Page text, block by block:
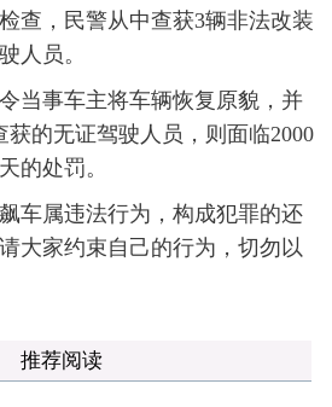
查，民警从中查获3辆非法改装
人员。
事车主将车辆恢复原貌，并
获的无证驾驶人员，则面临2000
的处罚。
属违法行为，构成犯罪的还
大家约束自己的行为，切勿以
推荐阅读